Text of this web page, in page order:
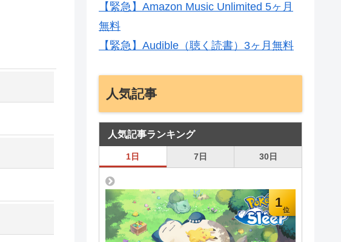
【緊急】Amazon Music Unlimited 5ヶ月
無料
【緊急】Audible（聴く読書）3ヶ月無料
人気記事
人気記事ランキング
1日 7日 30日
1